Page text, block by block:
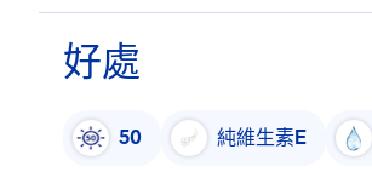
好處
50 純維生素E